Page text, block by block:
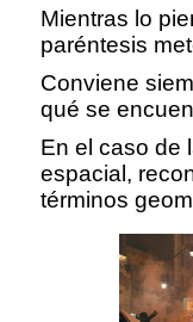
Mientras lo
paréntesis
Conviene
qué se
En el caso de
espacial,
términos